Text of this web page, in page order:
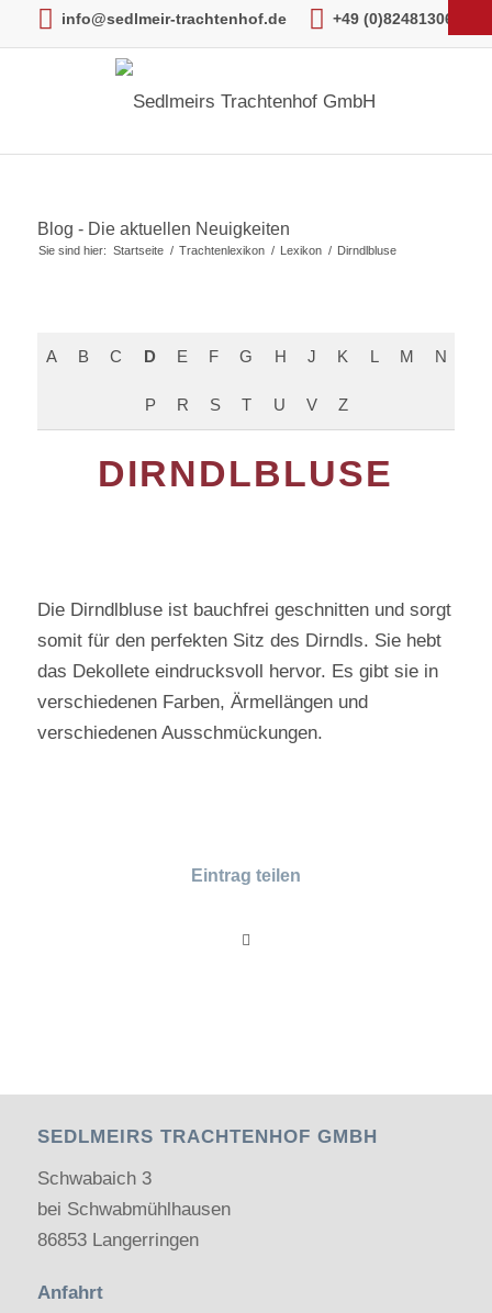
info@sedlmeir-trachtenhof.de +49 (0)82481306
Blog - Die aktuellen Neuigkeiten
Sie sind hier: Startseite / Trachtenlexikon / Lexikon / Dirndlbluse
A B C D E F G H J K L M N
P R S T U V Z
DIRNDLBLUSE
Die Dirndlbluse ist bauchfrei geschnitten und sorgt
somit für den perfekten Sitz des Dirndls. Sie hebt
das Dekollete eindrucksvoll hervor. Es gibt sie in
verschiedenen Farben, Ärmellängen und
verschiedenen Ausschmückungen.
Eintrag teilen
SEDLMEIRS TRACHTENHOF GMBH
Schwabaich 3
bei Schwabmühlhausen
86853 Langerringen
Anfahrt